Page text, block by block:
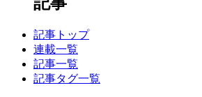
記事トップ
連載一覧
記事一覧
記事タグ一覧